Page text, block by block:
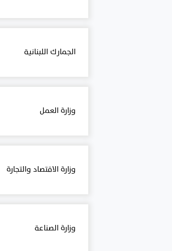
الجمارك اللبنانية
وزارة العمل
وزارة الاقتصاد والتجارة
وزارة الصناعة